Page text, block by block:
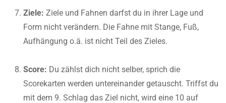
Ziele: Ziele und Fahnen darfst du in ihrer Lage und
Form nicht verändern. Die Fahne mit Stange, Fuß,
Aufhängung o.ä. ist nicht Teil des Zieles.
Score: Du zählst dich nicht selber, sprich die
Scorekarten werden untereinander getauscht. Triffst du
mit dem 9. Schlag das Ziel nicht, wird eine 10 auf